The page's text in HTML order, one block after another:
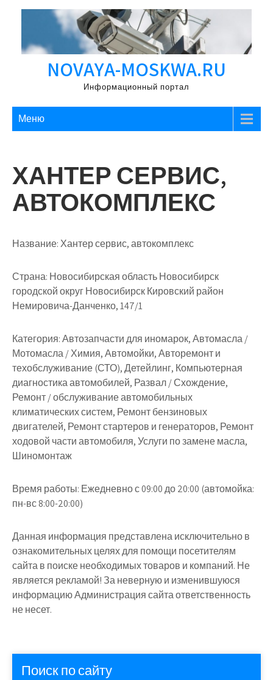
Перейти
содержимому
NOVAYA-MOSKWA.RU
Информационный портал
Меню
ХАНТЕР СЕРВИС,
АВТОКОМПЛЕКС
Название:Хантер сервис, автокомплекс
Страна: Новосибирская область Новосибирск
городской округ Новосибирск Кировский район
Немировича-Данченко, 147/1
Категория:Автозапчасти для иномарок, Автомасла /
Мотомасла / Химия, Автомойки, Авторемонт и
техобслуживание (СТО), Детейлинг, Компьютерная
диагностика автомобилей, Развал / Схождение,
Ремонт / обслуживание автомобильных
климатических систем, Ремонт бензиновых
двигателей, Ремонт стартеров и генераторов, Ремонт
ходовой части автомобиля, Услуги по замене масла,
Шиномонтаж
Время работы: Ежедневно с 09:00 до 20:00 (автомойка:
пн-вс 8:00-20:00)
Данная информация представлена исключительно в
ознакомительных целях для помощи посетителям
сайта в поиске необходимых товаров и компаний. Не
является рекламой! За неверную и изменившуюся
информацию Администрация сайта ответственность
не несет.
Поиск по сайту